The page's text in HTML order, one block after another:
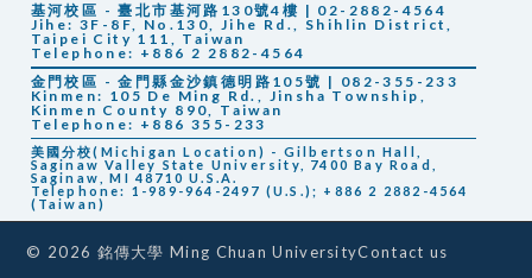
基河校區 - 臺北市基河路130號4樓 | 02-2882-4564
Jihe: 3F-8F, No.130, Jihe Rd., Shihlin District,
Taipei City 111, Taiwan
Telephone: +886 2 2882-4564
金門校區 - 金門縣金沙鎮德明路105號 | 082-355-233
Kinmen: 105 De Ming Rd., Jinsha Township,
Kinmen County 890, Taiwan
Telephone: +886 355-233
美國分校(Michigan Location) - Gilbertson Hall,
Saginaw Valley State University, 7400 Bay Road,
Saginaw, MI 48710 U.S.A.
Telephone: 1-989-964-2497 (U.S.); +886 2 2882-4564
(Taiwan)
© 2026 銘傳大學 Ming Chuan UniversityContact us